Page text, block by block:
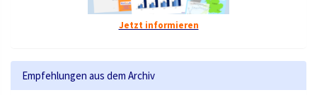
Jetzt informieren
Empfehlungen aus dem Archiv